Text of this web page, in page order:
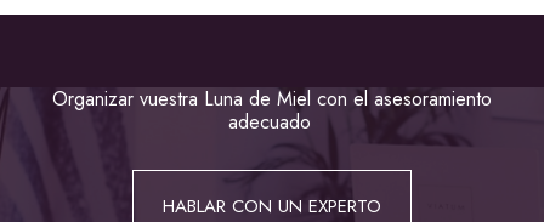
Organizar vuestra Luna de Miel con el asesoramiento
adecuado
HABLAR CON UN EXPERTO